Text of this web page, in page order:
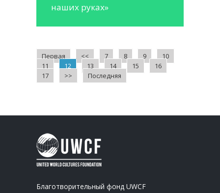
наших руках»
Первая << 7 8 9
10
11
12 13 14 15
16
17
>> Последняя
Благотворительный фонд UWCF